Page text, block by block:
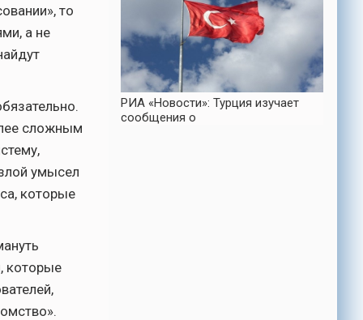
то
а не
сложным
умысел
которые
которые
РИА «Новости»: Турция изучает
сообщения о